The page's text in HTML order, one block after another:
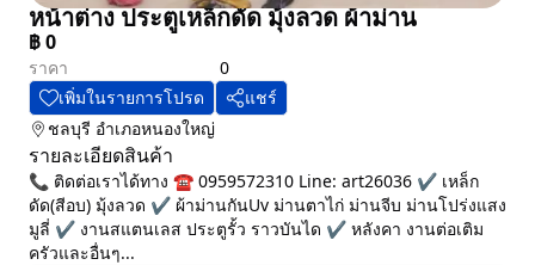
หน้าต่าง ประตูเหล็กดัด มุ้งลวด ผ้าม่าน
฿0
ราคา
0
เพิ่มในรายการโปรด
แชร์
ชลบุรี อำเภอหนองใหญ่
รายละเอียดสินค้า
📞 ติดต่อเราได้ทาง ☎️ 0959572310 Line: art26036 ✔️ เหล็ก
ดัด(สีอบ) มุ้งลวด ✔️ ผ้าม่านกันUv ม่านตาไก่ ม่านจีบ ม่านโปร่งแสง
มูลี่ ✔️ งานสแตนเลส ประตูรั้ว ราวบันได ✔️ หลังคา งานต่อเติม
ครัวและอื่นๆ...